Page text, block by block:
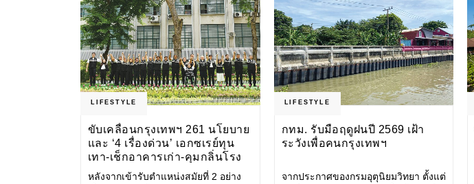
LIFESTYLE
ขับเคลื่อนกรุงเทพฯ 261 นโยบาย
และ ‘4 เรื่องด่วน’ เอกซเรย์ทุน
เทา-เช็กอาคารเก่า-คุมกลิ่นโรง
ขยะ-ขีดเส้นสอบทุจริต
หลังจากเข้ารับตำแหน่งสมัยที่ 2 อย่าง
LIFESTYLE
กทม. รับมือฤดูฝนปี 2569 เฝ้า
ระวังเพื่อคนกรุงเทพฯ
จากประกาศของกรมอุตุนิยมวิทยา ตั้งแต่